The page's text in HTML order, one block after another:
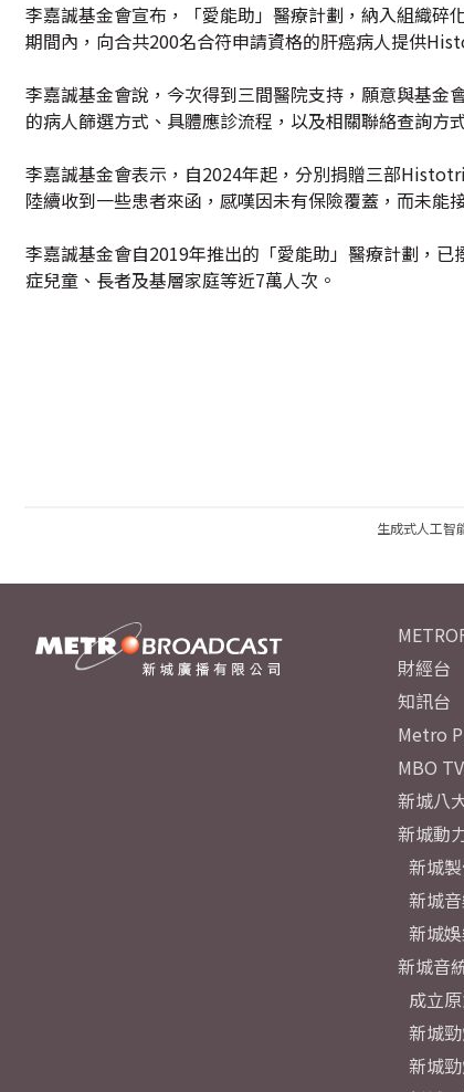
李嘉誠基金會宣布，「愛能助」醫療計劃，納入組織
期間內，向合共200名合符申請資格的肝癌病人提供
李嘉誠基金會說，今次得到三間醫院支持，願意與基
的病人篩選方式、具體應診流程，以及相關聯絡查詢方
李嘉誠基金會表示，自2024年起，分別捐贈三部
陸續收到一些患者來函，感嘆因未有保險覆蓋，而未能
李嘉誠基金會自2019年推出的「愛能助」醫療計劃，
症兒童、長者及基層家庭等近7萬人次。
生成式人工智
財經台
知訊台
Metro
MBO TV
新城八
新城動
新城
新城
新城
新城音
成立
新城
新城